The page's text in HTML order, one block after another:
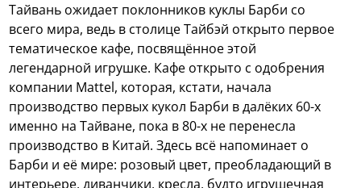
Тайвань ожидает поклонников куклы Барби со
всего мира, ведь в столице Тайбэй открыто первое
тематическое кафе, посвящённое этой
легендарной игрушке. Кафе открыто с одобрения
компании Mattel, которая, кстати, начала
производство первых кукол Барби в далёких 60-х
именно на Тайване, пока в 80-х не перенесла
производство в Китай. Здесь всё напоминает о
Барби и её мире: розовый цвет, преобладающий в
интерьере, диванчики, кресла, будто игрушечная